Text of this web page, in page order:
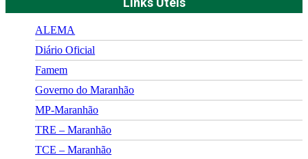
ALEMA
Diário Oficial
Famem
Governo do Maranhão
MP-Maranhão
TRE – Maranhão
TCE – Maranhão